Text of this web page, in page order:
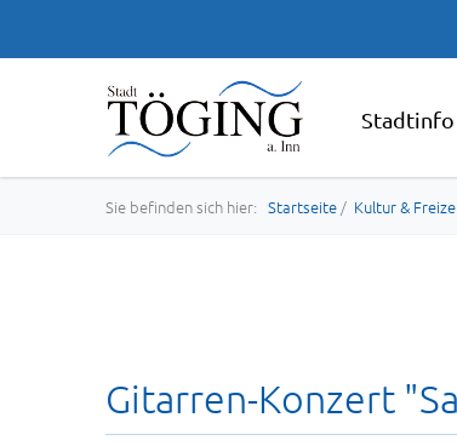
Stadtinfo
Sie befinden sich hier: Startseite/ Kultur &
Gitarren-Konzert